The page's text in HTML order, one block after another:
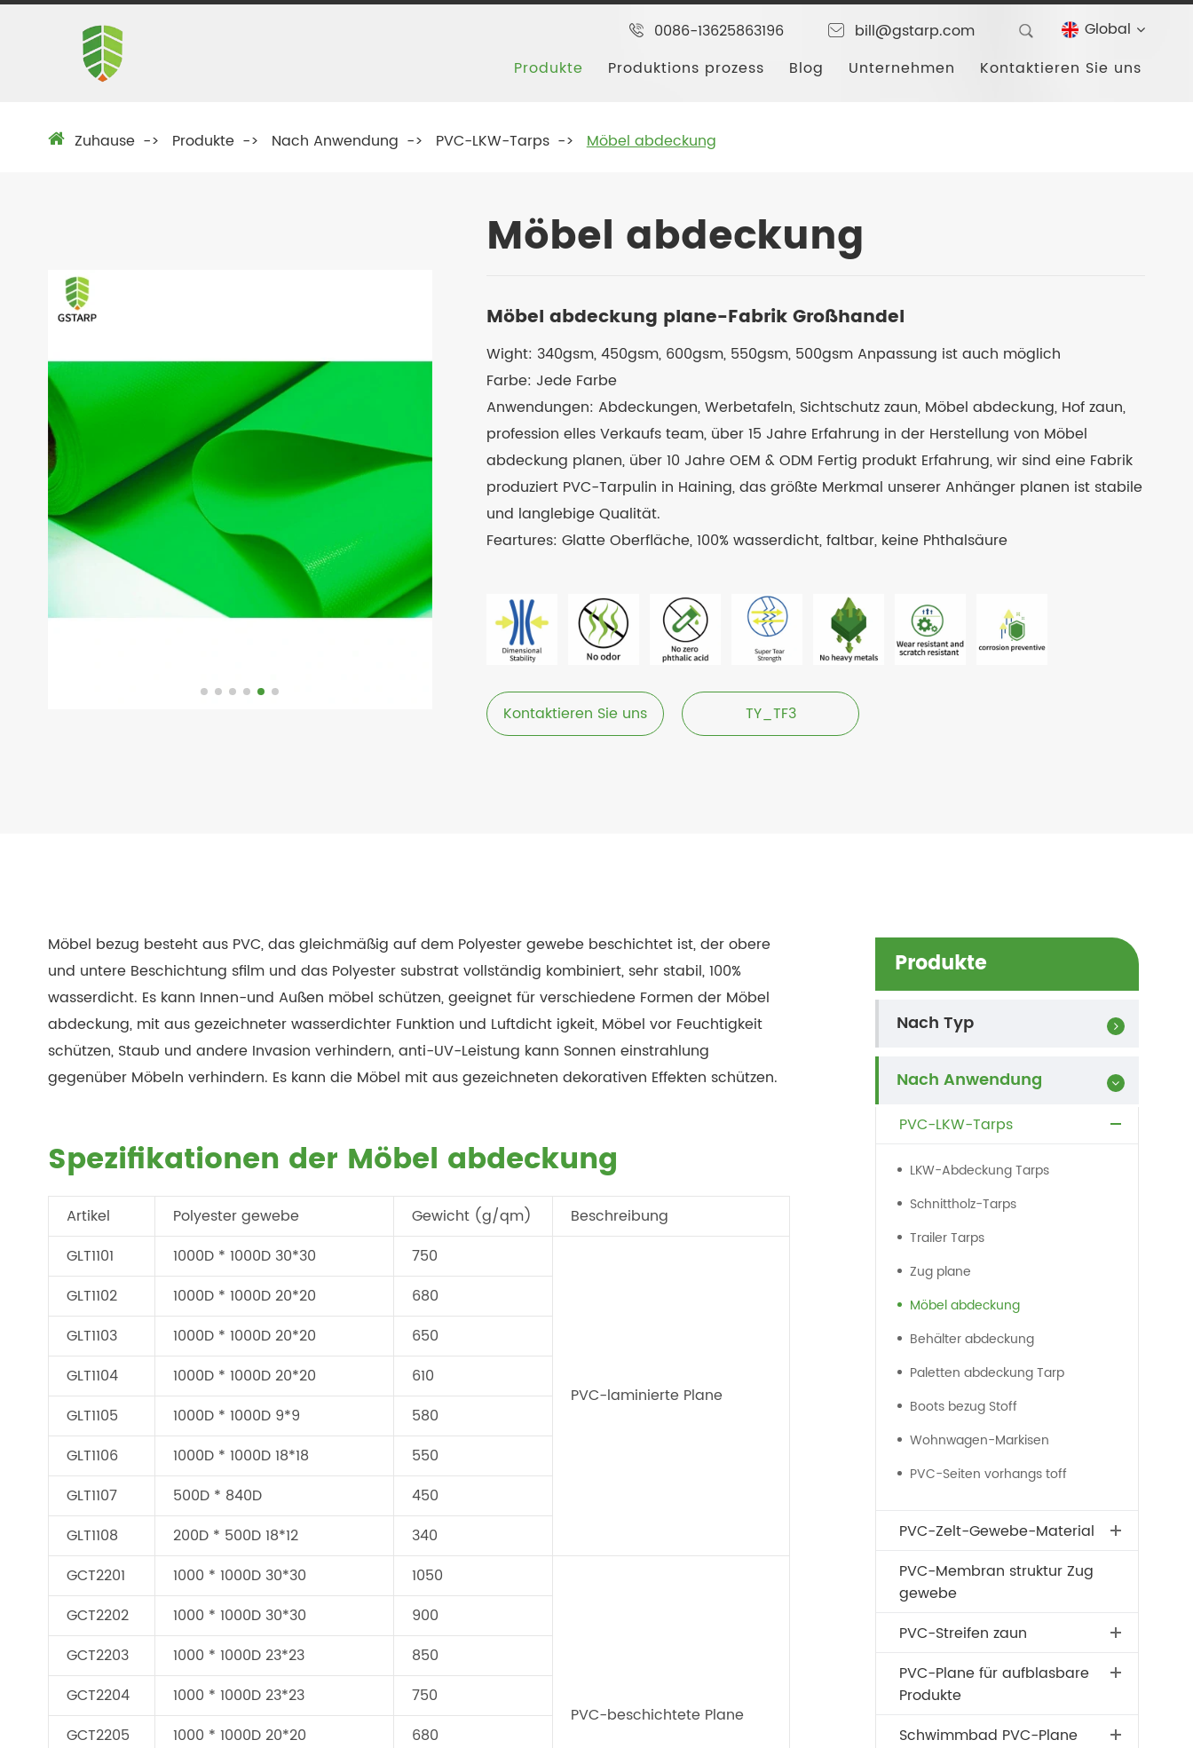
0086-13625863196 bill@gstarp.com
Global
Produkte
Produktions prozess Blog Unternehmen Kontaktieren Sie uns
Zuhause Produkte Nach Anwendung PVC-LKW-Tarps Möbel abdeckung
Möbel abdeckung
Möbel abdeckung plane-Fabrik Großhandel
Wight: 340gsm, 450gsm, 600gsm, 550gsm, 500gsm Anpassung ist auch möglich
Farbe: Jede Farbe
Anwendungen: Abdeckungen, Werbetafeln, Sichtschutz zaun, Möbel abdeckung, Hof zaun,
profession elles Verkaufs team, über 15 Jahre Erfahrung in der Herstellung von Möbel
abdeckung planen, über 10 Jahre OEM & ODM Fertig produkt Erfahrung, wir sind eine Fabrik
produziert PVC-Tarpulin in Haining, das größte Merkmal unserer Anhänger planen ist stabile
und langlebige Qualität.
Feartures: Glatte Oberfläche, 100% wasserdicht, faltbar, keine Phthalsäure
Kontaktieren Sie uns TY_TF3
Möbel bezug besteht aus PVC, das gleichmäßig auf dem Polyester gewebe beschichtet ist, der obere
und untere Beschichtung sfilm und das Polyester substrat vollständig kombiniert, sehr stabil, 100%
wasserdicht. Es kann Innen-und Außen möbel schützen, geeignet für verschiedene Formen der Möbel
abdeckung, mit aus gezeichneter wasserdichter Funktion und Luftdicht igkeit, Möbel vor Feuchtigkeit
schützen, Staub und andere Invasion verhindern, anti-UV-Leistung kann Sonnen einstrahlung
gegenüber Möbeln verhindern. Es kann die Möbel mit aus gezeichneten dekorativen Effekten schützen.
Spezifikationen der Möbel abdeckung
Artikel Polyester gewebe Gewicht (g/qm)
Beschreibung
GLT1101
1000D * 1000D 30*30 750
PVC-laminierte Plane
GLT1102 1000D * 1000D 20*20
680
GLT1103
1000D * 1000D 20*20
650
GLT1104
1000D * 1000D 20*20
610
GLT1105
1000D * 1000D 9*9
580
GLT1106
1000D * 1000D 18*18
550
GLT1107
500D * 840D
450
GLT1108
200D * 500D 18*12
340
GCT2201
1000 * 1000D 30*30 1050
PVC-beschichtete Plane
GCT2202 1000 * 1000D 30*30
900
GCT2203
1000 * 1000D 23*23
850
GCT2204
1000 * 1000D 23*23
750
GCT2205
1000 * 1000D 20*20
680
Produkte
Nach Typ
Nach Anwendung
PVC-LKW-Tarps
LKW-Abdeckung Tarps
Schnittholz-Tarps
Trailer Tarps
Zug plane
Möbel abdeckung
Behälter abdeckung
Paletten abdeckung Tarp
Boots bezug Stoff
Wohnwagen-Markisen
PVC-Seiten vorhangs toff
PVC-Zelt-Gewebe-Material
PVC-Membran struktur Zug
gewebe
PVC-Streifen zaun
PVC-Plane für aufblasbare
Produkte
Schwimmbad PVC-Plane